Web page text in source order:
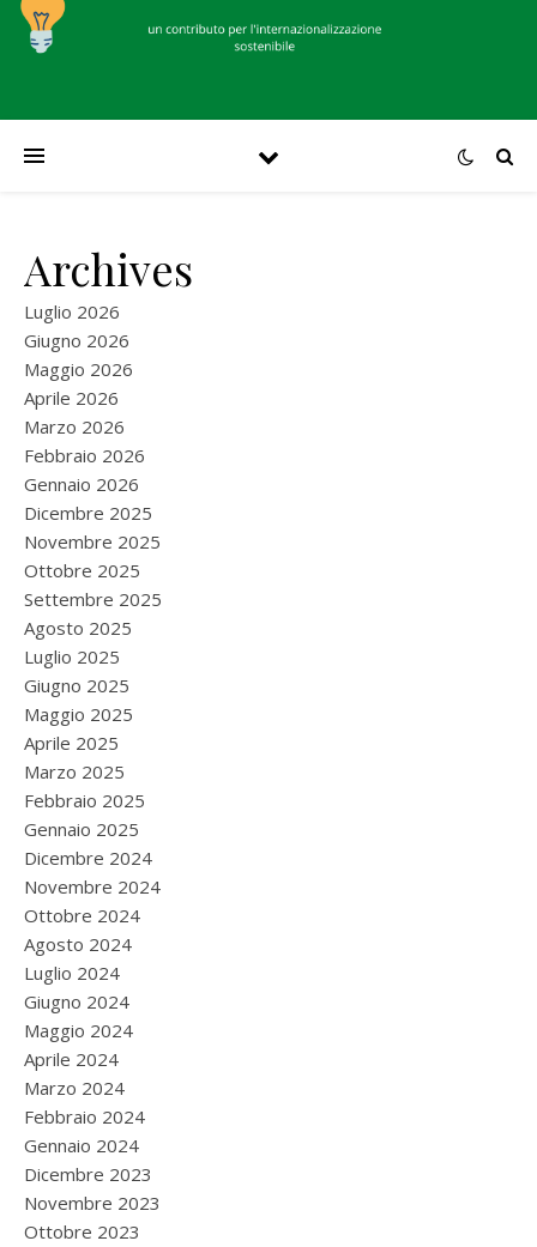
Archives
Luglio 2026
Giugno 2026
Maggio 2026
Aprile 2026
Marzo 2026
Febbraio 2026
Gennaio 2026
Dicembre 2025
Novembre 2025
Ottobre 2025
Settembre 2025
Agosto 2025
Luglio 2025
Giugno 2025
Maggio 2025
Aprile 2025
Marzo 2025
Febbraio 2025
Gennaio 2025
Dicembre 2024
Novembre 2024
Ottobre 2024
Agosto 2024
Luglio 2024
Giugno 2024
Maggio 2024
Aprile 2024
Marzo 2024
Febbraio 2024
Gennaio 2024
Dicembre 2023
Novembre 2023
Ottobre 2023